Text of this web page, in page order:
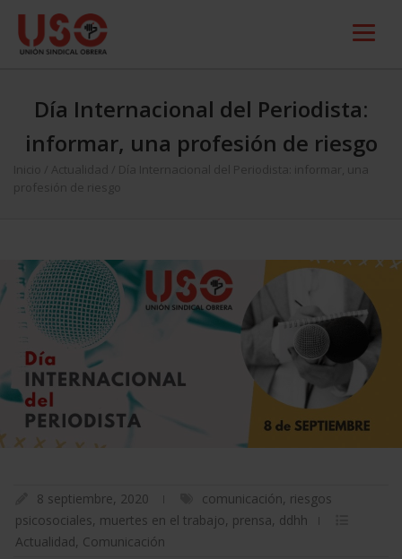
Día Internacional del Periodista:
informar, una profesión de riesgo
Inicio Actualidad
Día Internacional del Periodista: informar, una
profesión de riesgo
8 septiembre, 2020 comunicación, riesgos
psicosociales, muertes en el trabajo, prensa, ddhh
Actualidad, Comunicación